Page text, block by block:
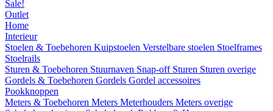
Sale!
Outlet
Home
Interieur
Stoelen & Toebehoren Kuipstoelen Verstelbare stoelen Stoelframes
Stoelrails
Sturen & Toebehoren Stuurnaven Snap-off Sturen Sturen overige
Gordels & Toebehoren Gordels Gordel accessoires
Pookknoppen
Meters & Toebehoren Meters Meterhouders Meters overige